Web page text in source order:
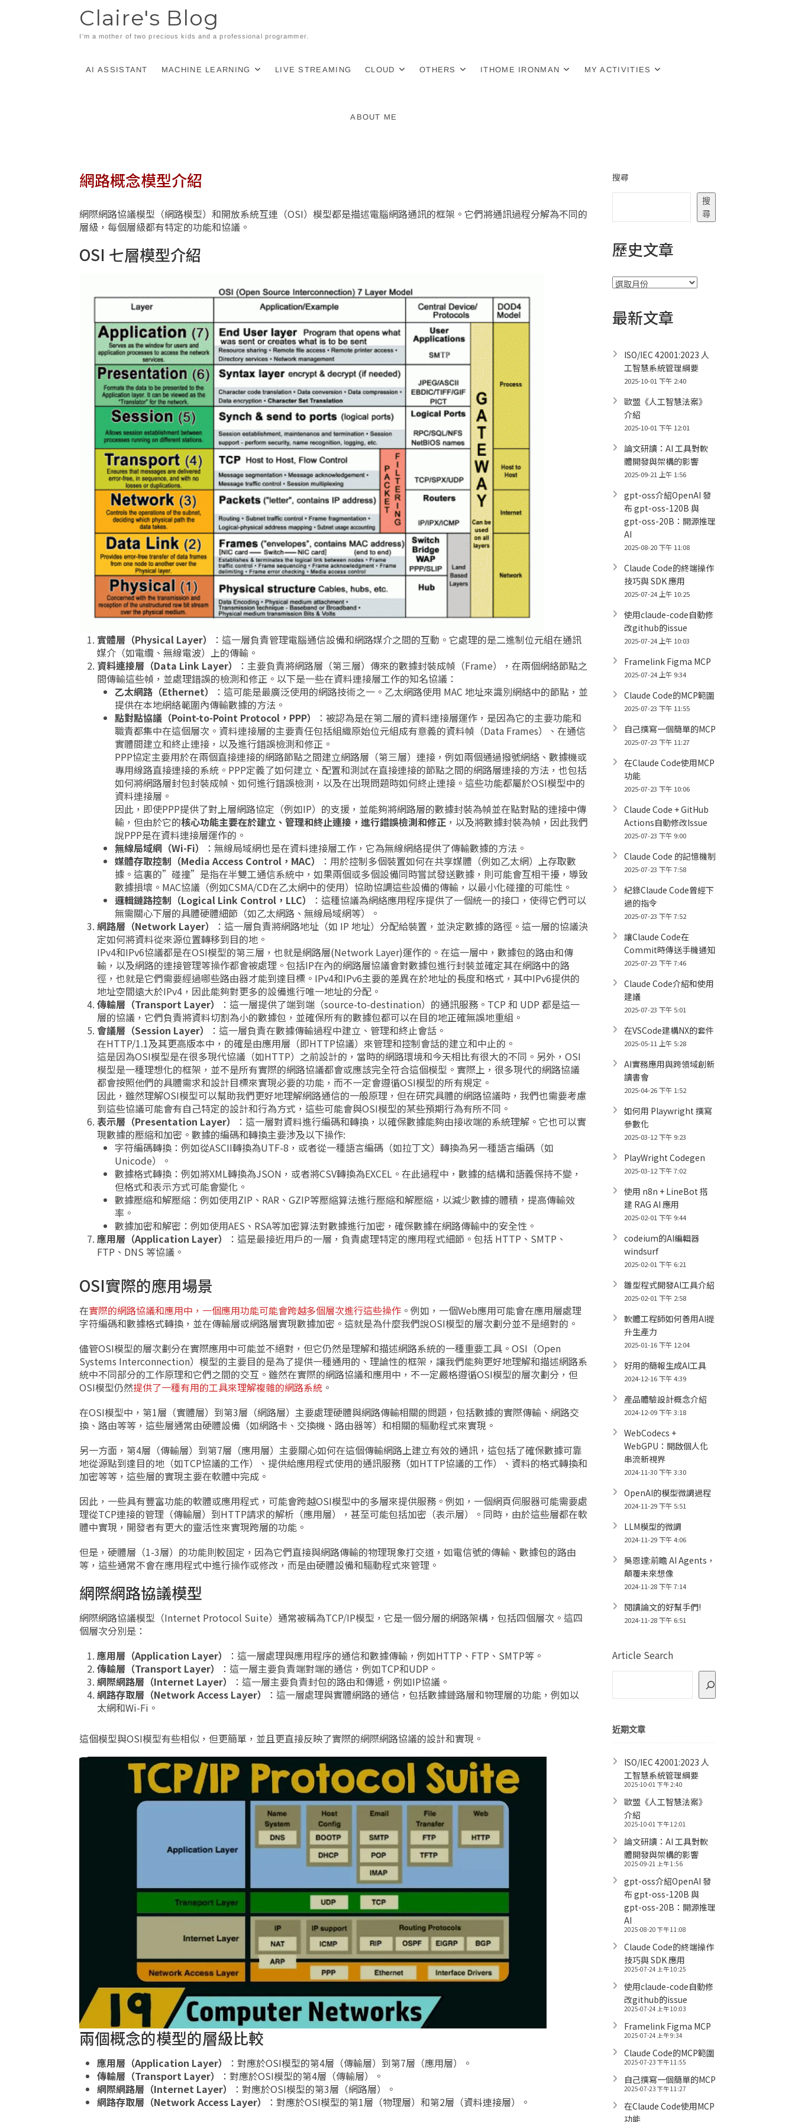
Claire's Blog
I'm a mother of two precious kids and a professional programmer.
AI ASSISTANT MACHINE LEARNING LIVE STREAMING CLOUD OTHERS ITHOME IRONMAN MY ACTIVITIES
ABOUT ME
網路概念模型介紹
網際網路協議模型（網路模型）和開放系統互連（OSI）模型都是描述電腦網路通訊的框架。它們將通訊過程分解為不同的
層級，每個層級都有特定的功能和協議。
OSI 七層模型介紹
實體層（Physical Layer）
：這一層負責管理電腦通信設備和網路媒介之間的互動。它處理的是二進制位元組在通訊
媒介（如電纜、無線電波）上的傳輸。
資料連接層（Data Link Layer）
：主要負責將網路層（第三層）傳來的數據封裝成幀（Frame），在兩個網絡節點之
間傳輸這些幀，並處理錯誤的檢測和修正。以下是一些在資料連接層工作的知名協議：
乙太網路（Ethernet）
：這可能是最廣泛使用的網路技術之一。乙太網路使用 MAC 地址來識別網絡中的節點，並
提供在本地網絡範圍內傳輸數據的方法。
點對點協議（Point-to-Point Protocol，PPP）
：被認為是在第二層的資料連接層運作，是因為它的主要功能和
職責都集中在這個層次。資料連接層的主要責任包括組織原始位元組成有意義的資料幀（Data Frames）、在通信
實體間建立和終止連接，以及進行錯誤檢測和修正。
PPP協定主要用於在兩個直接連接的網路節點之間建立網路層（第三層）連接，例如兩個通過撥號網絡、數據機或
專用線路直接連接的系統。PPP定義了如何建立、配置和測試在直接連接的節點之間的網路層連接的方法，也包括
如何將網路層封包封裝成幀、如何進行錯誤檢測，以及在出現問題時如何終止連接。這些功能都屬於OSI模型中的
資料連接層。
因此，即使PPP提供了對上層網路協定（例如IP）的支援，並能夠將網路層的數據封裝為幀並在點對點的連接中傳
輸，但由於它的核心功能主要在於建立、管理和終止連接，進行錯誤檢測和修正 ，以及將數據封裝為幀，因此我們
說PPP是在資料連接層運作的。
無線局域網（Wi-Fi）
：無線局域網也是在資料連接層工作，它為無線網絡提供了傳輸數據的方法。
媒體存取控制（Media Access Control，MAC）
：用於控制多個裝置如何在共享媒體（例如乙太網）上存取數
據。這裏的”碰撞”是指在半雙工通信系統中，如果兩個或多個設備同時嘗試發送數據，則可能會互相干擾，導致
數據損壞。MAC協議（例如CSMA/CD在乙太網中的使用）協助協調這些設備的傳輸，以最小化碰撞的可能性。
邏輯鏈路控制（Logical Link Control，LLC）
：這種協議為網絡應用程序提供了一個統一的接口，使得它們可以
無需關心下層的具體硬體細節（如乙太網路、無線局域網等）。
網路層（Network Layer）
：這一層負責將網路地址（如 IP 地址）分配給裝置，並決定數據的路徑。這一層的協議決
定如何將資料從來源位置轉移到目的地。
IPv4和IPv6協議都是在OSI模型的第三層，也就是網路層(Network Layer)運作的。在這一層中，數據包的路由和傳
輸，以及網路的連接管理等操作都會被處理。包括IP在內的網路層協議會對數據包進行封裝並確定其在網路中的路
徑，也就是它們需要經過哪些路由器才能到達目標。IPv4和IPv6主要的差異在於地址的長度和格式，其中IPv6提供的
地址空間遠大於IPv4，因此能夠對更多的設備進行唯一地址的分配。
傳輸層（Transport Layer）
：這一層提供了端到端（source-to-destination）的通訊服務。TCP 和 UDP 都是這一
層的協議，它們負責將資料切割為小的數據包，並確保所有的數據包都可以在目的地正確無誤地重組。
會議層（Session Layer）
：這一層負責在數據傳輸過程中建立、管理和終止會話。
在HTTP/1.1及其更高版本中，的確是由應用層（即HTTP協議）來管理和控制會話的建立和中止的。
這是因為OSI模型是在很多現代協議（如HTTP）之前設計的，當時的網路環境和今天相比有很大的不同。另外，OSI
模型是一種理想化的框架，並不是所有實際的網路協議都會或應該完全符合這個模型。實際上，很多現代的網路協議
都會按照他們的具體需求和設計目標來實現必要的功能，而不一定會遵循OSI模型的所有規定。
因此，雖然理解OSI模型可以幫助我們更好地理解網路通信的一般原理，但在研究具體的網路協議時，我們也需要考慮
到這些協議可能會有自己特定的設計和行為方式，這些可能會與OSI模型的某些預期行為有所不同。
表示層（Presentation Layer）
：這一層對資料進行編碼和轉換，以確保數據能夠由接收端的系統理解。它也可以實
現數據的壓縮和加密。數據的編碼和轉換主要涉及以下操作:
字符編碼轉換：例如從ASCII轉換為UTF-8，或者從一種語言編碼（如拉丁文）轉換為另一種語言編碼（如
Unicode）。
數據格式轉換：例如將XML轉換為JSON，或者將CSV轉換為EXCEL。在此過程中，數據的結構和語義保持不變，
但格式和表示方式可能會變化。
數據壓縮和解壓縮：例如使用ZIP、RAR、GZIP等壓縮算法進行壓縮和解壓縮，以減少數據的體積，提高傳輸效
率。
數據加密和解密：例如使用AES、RSA等加密算法對數據進行加密，確保數據在網路傳輸中的安全性。
應用層（Application Layer）
：這是最接近用戶的一層，負責處理特定的應用程式細節。包括 HTTP、SMTP、
FTP、DNS 等協議。
OSI實際的應用場景
在實際的網路協議和應用中，一個應用功能可能會跨越多個層次進行這些操作 。例如，一個Web應用可能會在應用層處理
字符編碼和數據格式轉換，並在傳輸層或網路層實現數據加密。這就是為什麼我們說OSI模型的層次劃分並不是絕對的。
儘管OSI模型的層次劃分在實際應用中可能並不絕對，但它仍然是理解和描述網路系統的一種重要工具。OSI（Open
Systems Interconnection）模型的主要目的是為了提供一種通用的、理論性的框架，讓我們能夠更好地理解和描述網路系
統中不同部分的工作原理和它們之間的交互。雖然在實際的網路協議和應用中，不一定嚴格遵循OSI模型的層次劃分，但
OSI模型仍然提供了一種有用的工具來理解複雜的網路系統 。
在OSI模型中，第1層（實體層）到第3層（網路層）主要處理硬體與網路傳輸相關的問題，包括數據的實際傳輸、網路交
換、路由等等，這些層通常由硬體設備（如網路卡、交換機、路由器等）和相關的驅動程式來實現。
另一方面，第4層（傳輸層）到第7層（應用層）主要關心如何在這個傳輸網路上建立有效的通訊，這包括了確保數據可靠
地從源點到達目的地（如TCP協議的工作）、提供給應用程式使用的通訊服務（如HTTP協議的工作）、資料的格式轉換和
加密等等，這些層的實現主要在軟體中完成。
因此，一些具有豐富功能的軟體或應用程式，可能會跨越OSI模型中的多層來提供服務。例如，一個網頁伺服器可能需要處
理從TCP連接的管理（傳輸層）到HTTP請求的解析（應用層），甚至可能包括加密（表示層）。同時，由於這些層都在軟
體中實現，開發者有更大的靈活性來實現跨層的功能。
但是，硬體層（1-3層）的功能則較固定，因為它們直接與網路傳輸的物理現象打交道，如電信號的傳輸、數據包的路由
等，這些通常不會在應用程式中進行操作或修改，而是由硬體設備和驅動程式來管理。
網際網路協議模型
網際網路協議模型（Internet Protocol Suite）通常被稱為TCP/IP模型，它是一個分層的網路架構，包括四個層次。這四
個層次分別是：
應用層（Application Layer）
：這一層處理與應用程序的通信和數據傳輸，例如HTTP、FTP、SMTP等。
傳輸層（Transport Layer）
：這一層主要負責端對端的通信，例如TCP和UDP。
網際網路層（Internet Layer）
：這一層主要負責封包的路由和傳遞，例如IP協議。
網路存取層（Network Access Layer）
：這一層處理與實體網路的通信，包括數據鏈路層和物理層的功能，例如以
太網和Wi-Fi。
這個模型與OSI模型有些相似，但更簡單，並且更直接反映了實際的網際網路協議的設計和實現。
兩個概念的模型的層級比較
應用層（Application Layer）
：對應於OSI模型的第4層（傳輸層）到第7層（應用層）。
傳輸層（Transport Layer）
：對應於OSI模型的第4層（傳輸層）。
網際網路層（Internet Layer）
：對應於OSI模型的第3層（網路層）。
網路存取層（Network Access Layer）
：對應於OSI模型的第1層（物理層）和第2層（資料連接層）。
搜尋
搜
尋
歷史文章
彙
最新文章
ISO/IEC 42001:2023 人
工智慧系統管理綱要
2025-10-01 下午 2:40
歐盟《人工智慧法案》
介紹
2025-10-01 下午 12:01
論文研讀：AI 工具對軟
體開發與架構的影響
2025-09-21 上午 1:56
gpt-oss介紹OpenAI 發
布 gpt-oss-120B 與
gpt-oss-20B：開源推理
AI
2025-08-20 下午 11:08
Claude Code的終端操作
技巧與 SDK 應用
2025-07-24 上午 10:25
使用claude-code自動修
改github的issue
2025-07-24 上午 10:03
Framelink Figma MCP
2025-07-24 上午 9:34
Claude Code的MCP範圍
2025-07-23 下午 11:55
自己撰寫一個簡單的MCP
2025-07-23 下午 11:27
在Claude Code使用MCP
功能
2025-07-23 下午 10:06
Claude Code + GitHub
Actions自動修改Issue
2025-07-23 下午 9:00
Claude Code 的記憶機制
2025-07-23 下午 7:58
紀錄Claude Code曾經下
過的指令
2025-07-23 下午 7:52
讓Claude Code在
Commit時傳送手機通知
2025-07-23 下午 7:46
Claude Code介紹和使用
建議
2025-07-23 下午 5:01
在VSCode建構NX的套件
2025-05-11 上午 5:28
AI實務應用與跨領域創新
讀書會
2025-04-26 下午 1:52
如何用 Playwright 撰寫
參數化
2025-03-12 下午 9:23
PlayWright Codegen
2025-03-12 下午 7:02
使用 n8n + LineBot 搭
建 RAG AI 應用
2025-02-01 下午 9:44
codeium的AI編輯器
windsurf
2025-02-01 下午 6:21
雛型程式開發AI工具介紹
2025-02-01 下午 2:58
軟體工程師如何善用AI提
升生產力
2025-01-16 下午 12:04
好用的簡報生成AI工具
2024-12-16 下午 4:39
產品體驗設計概念介紹
2024-12-09 下午 3:18
WebCodecs +
WebGPU：開啟個人化
串流新視界
2024-11-30 下午 3:30
OpenAI的模型微調過程
2024-11-29 下午 5:51
LLM模型的微調
2024-11-29 下午 4:06
吳恩達:前瞻 AI Agents，
顛覆未來想像
2024-11-28 下午 7:14
閱讀論文的好幫手們!
2024-11-28 下午 6:51
Article Search
近期文章
ISO/IEC 42001:2023 人
工智慧系統管理綱要
2025-10-01 下午 2:40
歐盟《人工智慧法案》
介紹
2025-10-01 下午 12:01
論文研讀：AI 工具對軟
體開發與架構的影響
2025-09-21 上午 1:56
gpt-oss介紹OpenAI 發
布 gpt-oss-120B 與
gpt-oss-20B：開源推理
AI
2025-08-20 下午 11:08
Claude Code的終端操作
技巧與 SDK 應用
2025-07-24 上午 10:25
使用claude-code自動修
改github的issue
2025-07-24 上午 10:03
Framelink Figma MCP
2025-07-24 上午 9:34
Claude Code的MCP範圍
2025-07-23 下午 11:55
自己撰寫一個簡單的MCP
2025-07-23 下午 11:27
在Claude Code使用MCP
功能